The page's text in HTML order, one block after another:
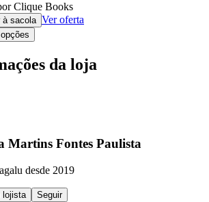
Clique Books
à sacola Ver oferta
da loja
Martins Fontes Paulista
desde 2019
lojista Seguir